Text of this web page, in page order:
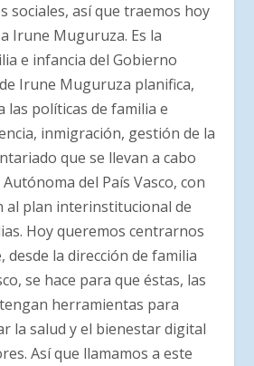
sociales, así que traemos hoy
Irune Muguruza. Es la
e infancia del Gobierno
Irune Muguruza planifica,
las políticas de familia e
inmigración, gestión de la
que se llevan a cabo
del País Vasco, con
al plan interinstitucional de
Hoy queremos centrarnos
desde la dirección de familia
se hace para que éstas, las
herramientas para
la salud y el bienestar digital
Así que llamamos a este